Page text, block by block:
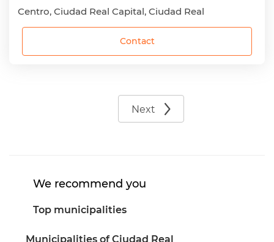
Centro, Ciudad Real Capital, Ciudad Real
Contact
Next
We recommend you
Top municipalities
Municipalities of Ciudad Real